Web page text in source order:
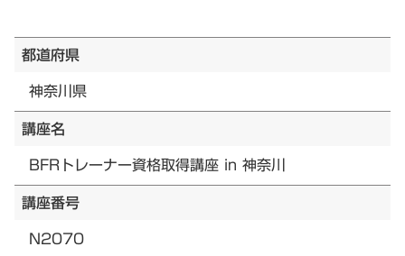
都道府県
神奈川県
講座名
BFRトレーナー資格取得講座 in 神奈川
講座番号
N2070